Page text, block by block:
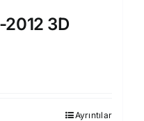
3D
Ayrıntılar